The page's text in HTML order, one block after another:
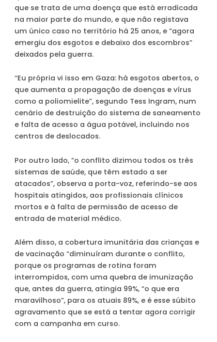
que se trata de uma doença que está erradicada
na maior parte do mundo, e que não registava
um único caso no território há 25 anos, e “agora
emergiu dos esgotos e debaixo dos escombros”
deixados pela guerra.
“Eu própria vi isso em Gaza: há esgotos abertos, o
que aumenta a propagação de doenças e vírus
como a poliomielite”, segundo Tess Ingram, num
cenário de destruição do sistema de saneamento
e falta de acesso a água potável, incluindo nos
centros de deslocados.
Por outro lado, “o conflito dizimou todos os três
sistemas de saúde, que têm estado a ser
atacados”, observa a porta-voz, referindo-se aos
hospitais atingidos, aos profissionais clínicos
mortos e à falta de permissão de acesso de
entrada de material médico.
Além disso, a cobertura imunitária das crianças e
de vacinação “diminuíram durante o conflito,
porque os programas de rotina foram
interrompidos, com uma quebra de imunização
que, antes da guerra, atingia 99%, “o que era
maravilhoso”, para os atuais 89%, e é esse súbito
agravamento que se está a tentar agora corrigir
com a campanha em curso.